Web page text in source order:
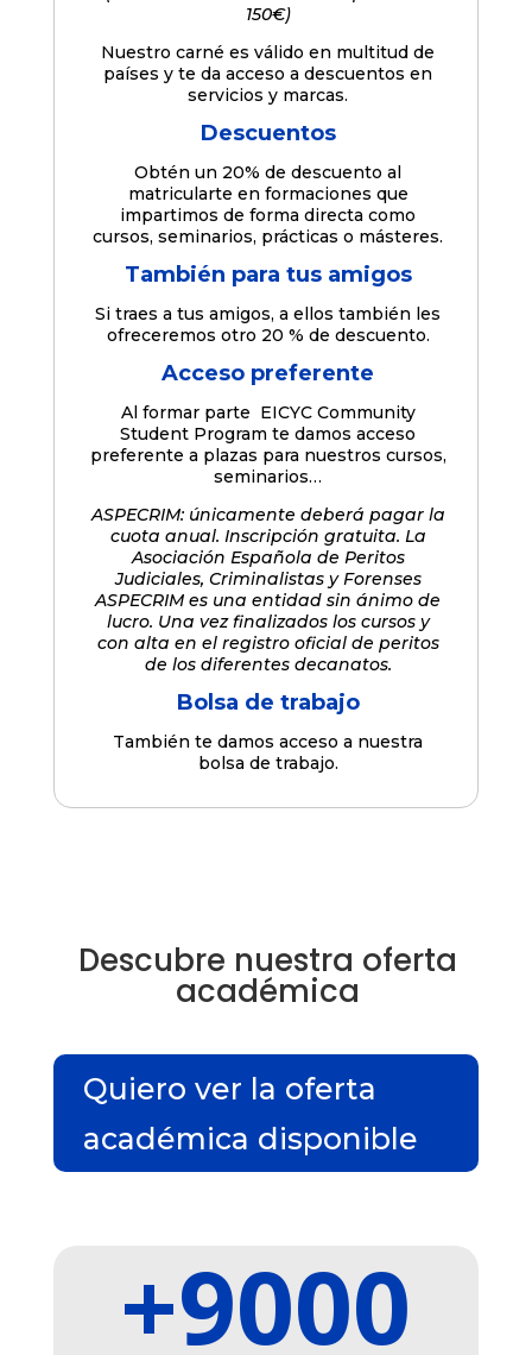
150€)
Nuestro carné es válido en multitud de
países y te da acceso a descuentos en
servicios y marcas.
Descuentos
Obtén un 20% de descuento al
matricularte en formaciones que
impartimos de forma directa como
cursos, seminarios, prácticas o másteres.
También para tus amigos
Si traes a tus amigos, a ellos también les
ofreceremos otro 20 % de descuento.
Acceso preferente
Al formar parte EICYC Community
Student Program te damos acceso
preferente a plazas para nuestros cursos,
seminarios…
ASPECRIM: únicamente deberá pagar la
cuota anual. Inscripción gratuita. La
Asociación Española de Peritos
Judiciales, Criminalistas y Forenses
ASPECRIM es una entidad sin ánimo de
lucro. Una vez finalizados los cursos y
con alta en el registro oficial de peritos
de los diferentes decanatos.
Bolsa de trabajo
También te damos acceso a nuestra
bolsa de trabajo.
Descubre nuestra oferta
académica
Quiero ver la oferta
académica disponible
+9000